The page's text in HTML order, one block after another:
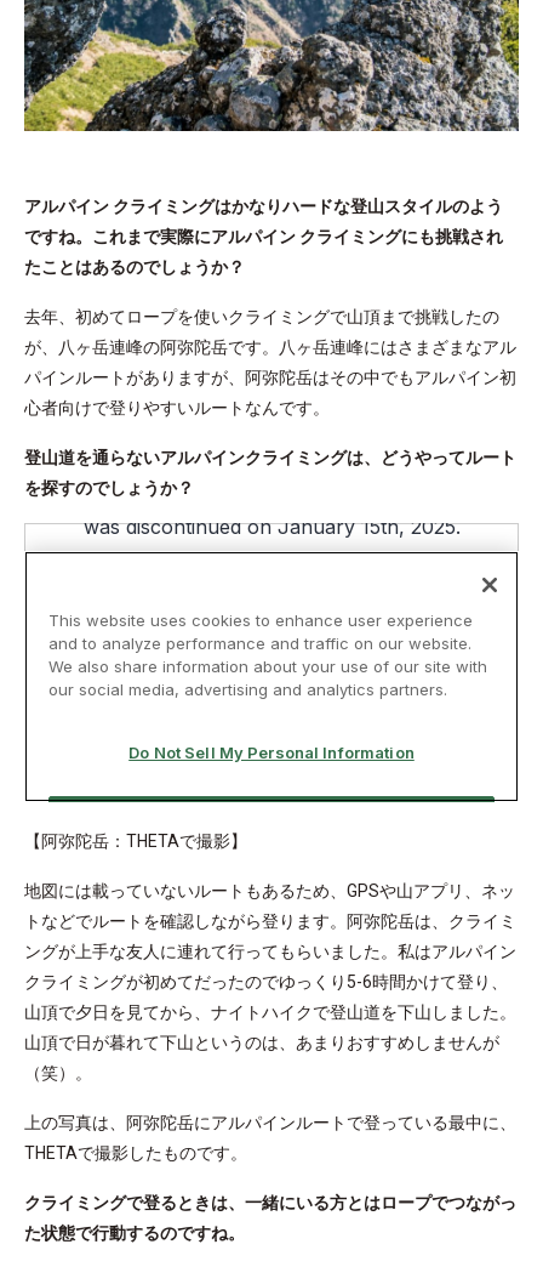
アルパイン クライミングはかなりハードな登山スタイルのよう
ですね。これまで実際にアルパイン クライミングにも挑戦され
たことはあるのでしょうか？
去年、初めてロープを使いクライミングで山頂まで挑戦したの
が、八ヶ岳連峰の阿弥陀岳です。八ヶ岳連峰にはさまざまなアル
パインルートがありますが、阿弥陀岳はその中でもアルパイン初
心者向けで登りやすいルートなんです。
登山道を通らないアルパインクライミングは、どうやってルート
を探すのでしょうか？
【阿弥陀岳：THETAで撮影】
地図には載っていないルートもあるため、GPSや山アプリ、ネッ
トなどでルートを確認しながら登ります。阿弥陀岳は、クライミ
ングが上手な友人に連れて行ってもらいました。私はアルパイン
クライミングが初めてだったのでゆっくり5-6時間かけて登り、
山頂で夕日を見てから、ナイトハイクで登山道を下山しました。
山頂で日が暮れて下山というのは、あまりおすすめしませんが
（笑）。
上の写真は、阿弥陀岳にアルパインルートで登っている最中に、
THETAで撮影したものです。
クライミングで登るときは、一緒にいる方とはロープでつながっ
た状態で行動するのですね。